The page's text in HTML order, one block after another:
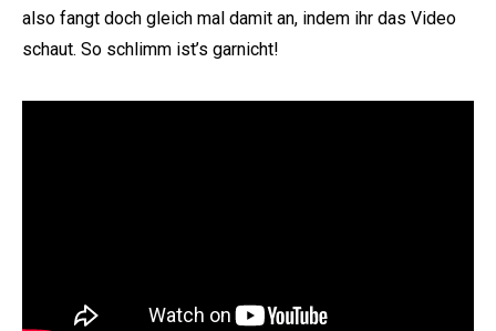
also fangt doch gleich mal damit an, indem ihr das Video
schaut. So schlimm ist’s garnicht!